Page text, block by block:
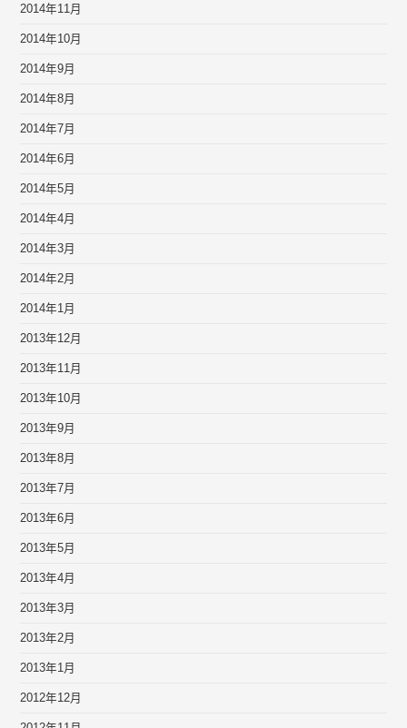
2014年11月
2014年10月
2014年9月
2014年8月
2014年7月
2014年6月
2014年5月
2014年4月
2014年3月
2014年2月
2014年1月
2013年12月
2013年11月
2013年10月
2013年9月
2013年8月
2013年7月
2013年6月
2013年5月
2013年4月
2013年3月
2013年2月
2013年1月
2012年12月